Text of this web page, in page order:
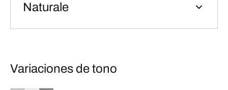
Naturale
Variaciones de tono